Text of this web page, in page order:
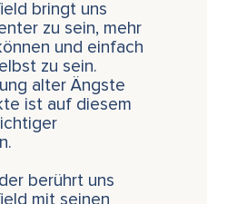
bringt uns
zu sein, mehr
und einfach
zu sein.
alter Ängste
ist auf diesem
berührt uns
mit seinen